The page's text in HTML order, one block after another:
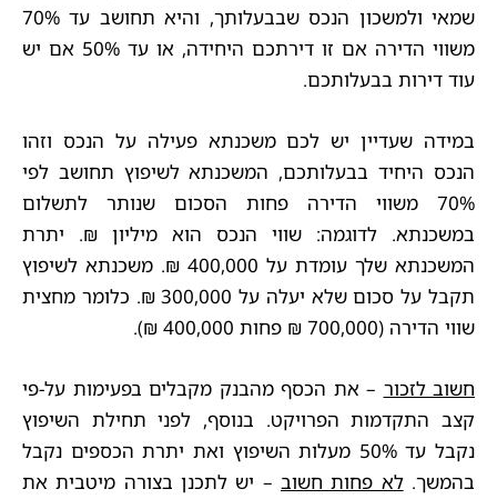
שמאי ולמשכון הנכס שבבעלותך, והיא תחושב עד 70%
משווי הדירה אם זו דירתכם היחידה, או עד 50% אם יש
עוד דירות בבעלותכם.
במידה שעדיין יש לכם משכנתא פעילה על הנכס וזהו
הנכס היחיד בבעלותכם, המשכנתא לשיפוץ תחושב לפי
70% משווי הדירה פחות הסכום שנותר לתשלום
במשכנתא. לדוגמה: שווי הנכס הוא מיליון ₪. יתרת
המשכנתא שלך עומדת על 400,000 ₪. משכנתא לשיפוץ
תקבל על סכום שלא יעלה על 300,000 ₪. כלומר מחצית
שווי הדירה (700,000 ₪ פחות 400,000 ₪).
חשוב לזכור – את הכסף מהבנק מקבלים בפעימות על-פי
קצב התקדמות הפרויקט. בנוסף, לפני תחילת השיפוץ
נקבל עד 50% מעלות השיפוץ ואת יתרת הכספים נקבל
בהמשך.לא פחות חשוב – יש לתכנן בצורה מיטבית את